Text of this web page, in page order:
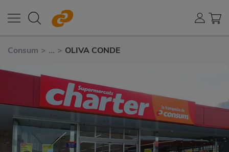
Consum > ... > OLIVA CONDE